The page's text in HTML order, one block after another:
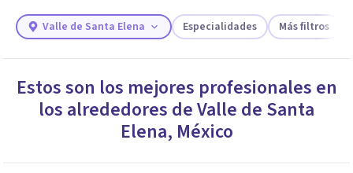
ENCONTRAR MI TERAPEUTA
¿Necesitas ayuda para encontrar el
psicólogo adecuado?
Valle de Santa Elena Especialidades Más filtros
Estos son los mejores profesionales en
los alrededores deValle de Santa
Elena, México